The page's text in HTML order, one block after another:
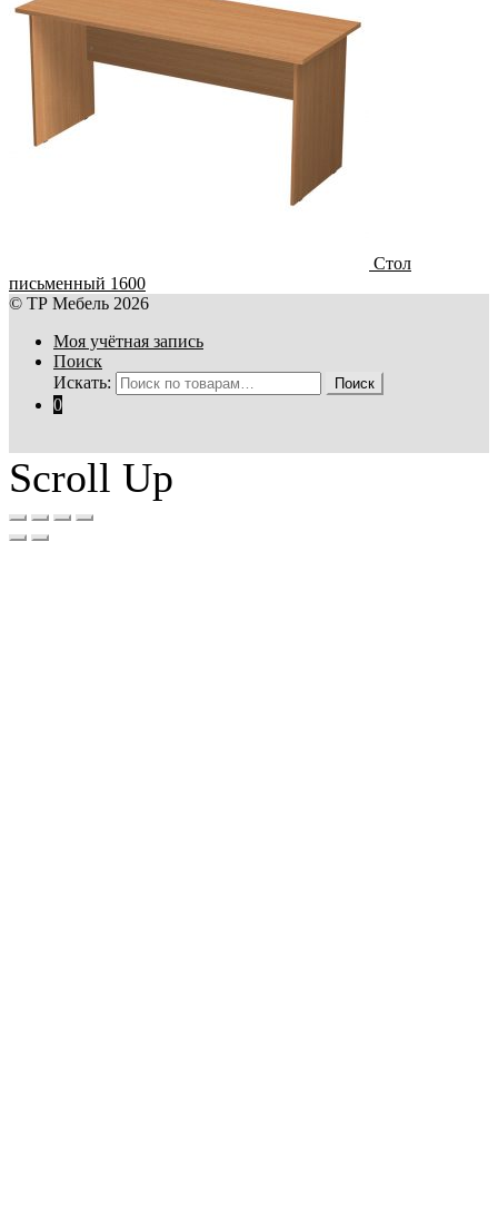
Стол
письменный 1600
© ТР Мебель 2026
Моя учётная запись
Поиск
Искать:
Поиск
0
Scroll Up